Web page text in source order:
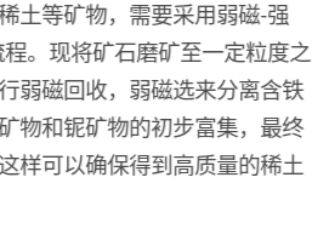
土等矿物，需要采用弱磁-强
。现将矿石磨矿至一定粒度之
弱磁回收，弱磁选来分离含铁
物和铌矿物的初步富集，最终
样可以确保得到高质量的稀土